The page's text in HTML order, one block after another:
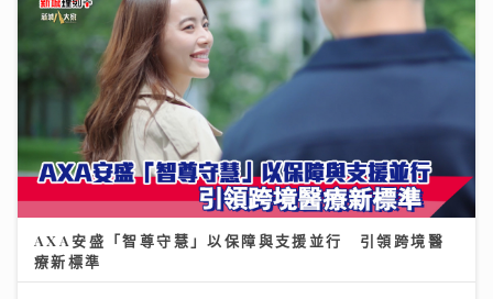
AXA安盛「智尊守慧」以保障與支援並行 引領跨境醫
療新標準